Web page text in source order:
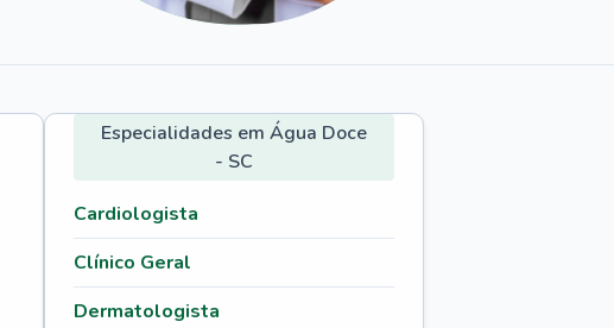
Especialidades em Água Doce
- SC
Cardiologista
Clínico Geral
Dermatologista